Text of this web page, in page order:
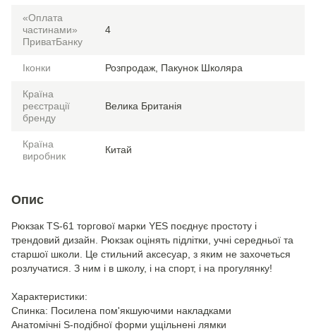
«Оплата
частинами»
ПриватБанку
4
Іконки Розпродаж, Пакунок Школяра
Країна
реєстрації
бренду
Велика Британія
Країна
виробник
Китай
Опис
Рюкзак TS-61 торгової марки YES поєднує простоту і
трендовий дизайн. Рюкзак оцінять підлітки, учні середньої та
старшої школи. Це стильний аксесуар, з яким не захочеться
розлучатися. З ним і в школу, і на спорт, і на прогулянку!
Характеристики:
Спинка: Посилена пом'якшуючими накладками
Анатомічні S-подібної форми ущільнені лямки